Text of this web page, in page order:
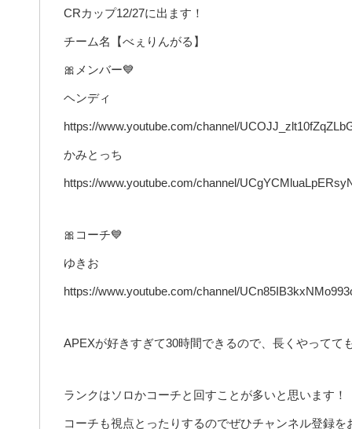
CRカップ12/27に出ます！
チーム名【べぇりんがる】
🎀メンバー💙
ヘンディ
https://www.youtube.com/channel/
かみとっち
https://www.youtube.com/channel/
🎀コーチ💙
ゆきお
https://www.youtube.com/channel/
APEXが好きすぎて30時間できるので、長くやってて
ランクはソロかコーチと回すことが多いと思います！
コーチも視点とったりするのでぜひチャンネル登録を